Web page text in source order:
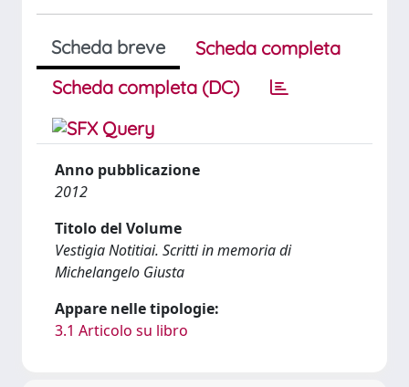
Scheda breve
Scheda completa
Scheda completa (DC)
Anno pubblicazione
2012
Titolo del Volume
Vestigia Notitiai. Scritti in memoria di
Michelangelo Giusta
Appare nelle tipologie:
3.1 Articolo su libro